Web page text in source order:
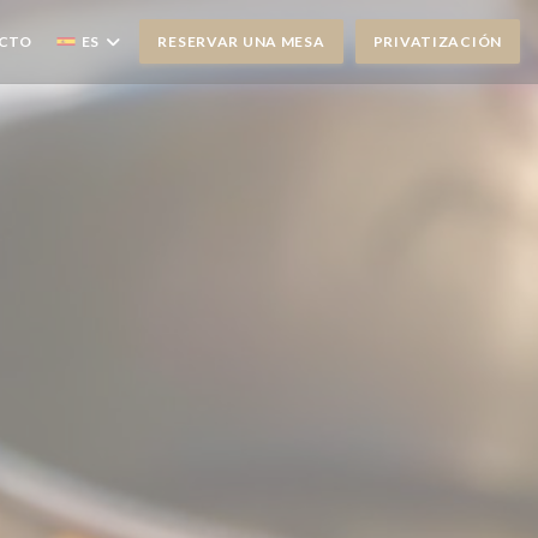
VENTANA))
ES RESERVAR UNA MESA PRIVATIZACIÓN